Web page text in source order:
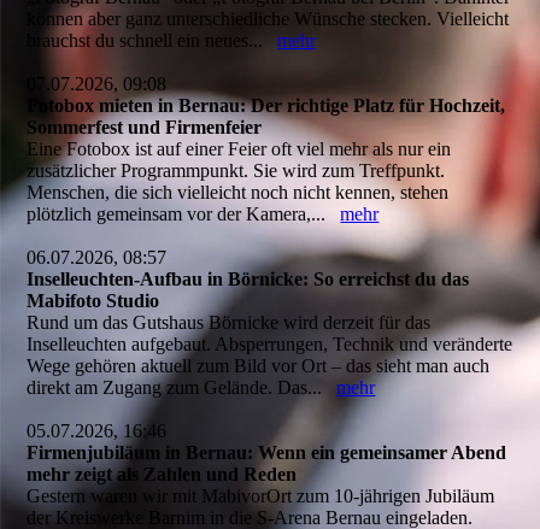
können aber ganz unterschiedliche Wünsche stecken. Vielleicht
brauchst du schnell ein neues...mehr
07.07.2026, 09:08
Fotobox mieten in Bernau: Der richtige Platz für Hochzeit,
Sommerfest und Firmenfeier
Eine Fotobox ist auf einer Feier oft viel mehr als nur ein
zusätzlicher Programmpunkt. Sie wird zum Treffpunkt.
Menschen, die sich vielleicht noch nicht kennen, stehen
plötzlich gemeinsam vor der Kamera,...mehr
06.07.2026, 08:57
Inselleuchten-Aufbau in Börnicke: So erreichst du das
Mabifoto Studio
Rund um das Gutshaus Börnicke wird derzeit für das
Inselleuchten aufgebaut. Absperrungen, Technik und veränderte
Wege gehören aktuell zum Bild vor Ort – das sieht man auch
direkt am Zugang zum Gelände. Das...mehr
05.07.2026, 16:46
Firmenjubiläum in Bernau: Wenn ein gemeinsamer Abend
mehr zeigt als Zahlen und Reden
Gestern waren wir mit MabivorOrt zum 10-jährigen Jubiläum
der Kreiswerke Barnim in die S-Arena Bernau eingeladen.